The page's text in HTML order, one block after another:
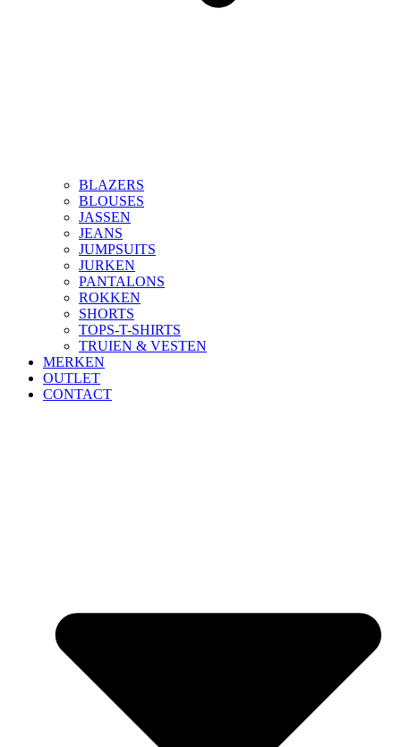
BLAZERS
BLOUSES
JASSEN
JEANS
JUMPSUITS
JURKEN
PANTALONS
ROKKEN
SHORTS
TOPS-T-SHIRTS
TRUIEN & VESTEN
MERKEN
OUTLET
CONTACT